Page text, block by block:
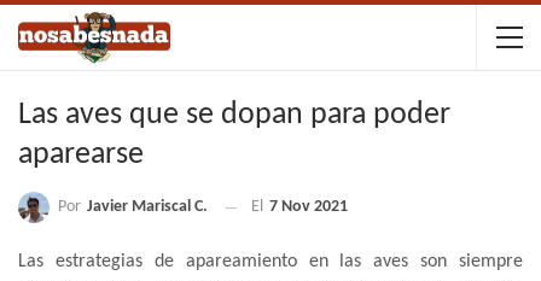
Las aves que se dopan para poder
aparearse
Por Javier Mariscal C. El 7 Nov 2021
Las estrategias de apareamiento en las aves son siempre